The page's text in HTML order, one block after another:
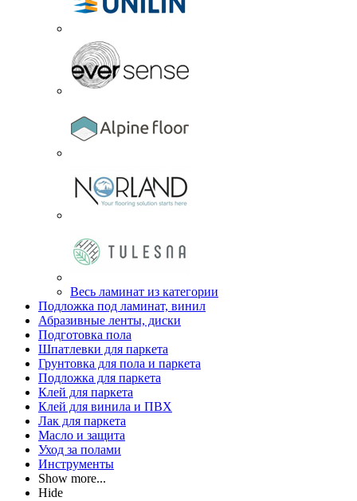
Весь ламинат из категории
Подложка под ламинат, винил
Абразивные ленты, диски
Подготовка пола
Шпатлевки для паркета
Грунтовка для пола и паркета
Подложка для паркета
Клей для паркета
Клей для винила и ПВХ
Лак для паркета
Масло и защита
Уход за полами
Инструменты
Show more...
Hide